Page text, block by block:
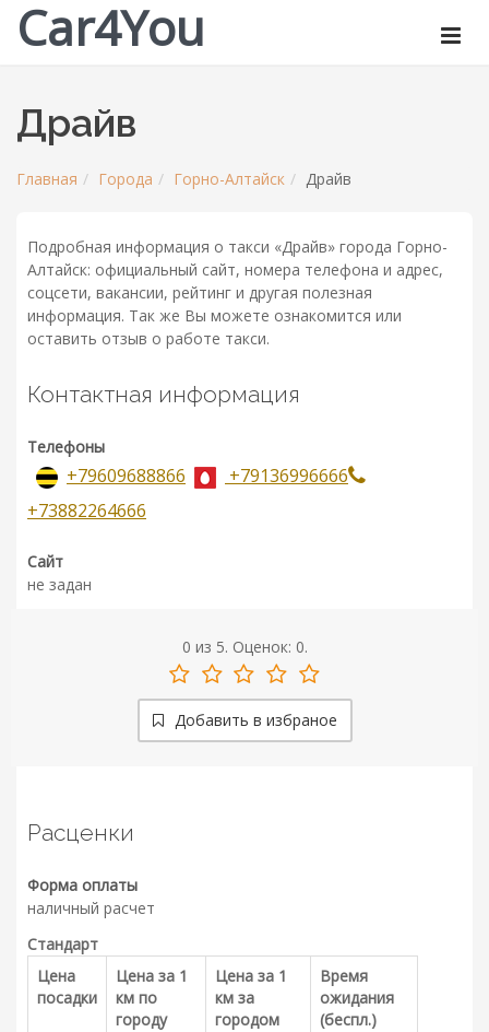
Car4You
Драйв
Главная Города Горно-Алтайск Драйв
Подробная информация о такси «Драйв» города Горно-
Алтайск: официальный сайт, номера телефона и адрес,
соцсети, вакансии, рейтинг и другая полезная
информация. Так же Вы можете ознакомится или
оставить отзыв о работе такси.
Контактная информация
Телефоны
+79609688866
+79136996666
+73882264666
Сайт
не задан
0 из 5. Оценок: 0.
Добавить в избраное
Расценки
Форма оплаты
наличный расчет
Стандарт
Цена
посадки
Цена за 1
км по
городу
Цена за 1
км за
городом
Время
ожидания
(беспл.)